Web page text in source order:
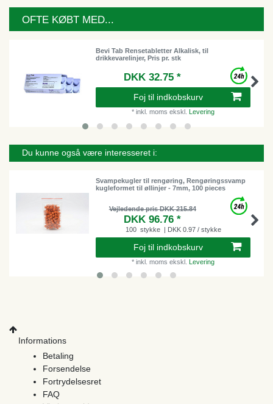
OFTE KØBT MED...
Bevi Tab Rensetabletter Alkalisk, til
drikkevarelinjer, Pris pr. stk
DKK 32.75 *
Foj til indkobskurv
* inkl. moms ekskl. Levering
Du kunne også være interesseret i:
Svampekugler til rengøring, Rengøringssvamp
kugleformet til øllinjer - 7mm, 100 pieces
Vejledende pris DKK 215.84
DKK 96.76 *
100 stykke | DKK 0.97 / stykke
Foj til indkobskurv
* inkl. moms ekskl. Levering
Informations
Betaling
Forsendelse
Fortrydelsesret
FAQ